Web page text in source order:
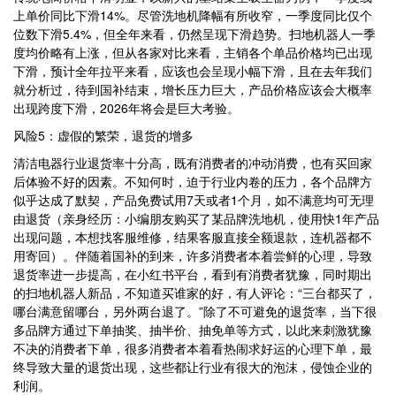
上单价同比下滑14%。尽管洗地机降幅有所收窄，一季度同比仅个
位数下滑5.4%，但全年来看，仍然呈现下滑趋势。扫地机器人一季
度均价略有上涨，但从各家对比来看，主销各个单品价格均已出现
下滑，预计全年拉平来看，应该也会呈现小幅下滑，且在去年我们
就分析过，待到国补结束，增长压力巨大，产品价格应该会大概率
出现跨度下滑，2026年将会是巨大考验。
风险5：虚假的繁荣，退货的增多
清洁电器行业退货率十分高，既有消费者的冲动消费，也有买回家
后体验不好的因素。不知何时，迫于行业内卷的压力，各个品牌方
似乎达成了默契，产品免费试用7天或者1个月，如不满意均可无理
由退货（亲身经历：小编朋友购买了某品牌洗地机，使用快1年产品
出现问题，本想找客服维修，结果客服直接全额退款，连机器都不
用寄回）。伴随着国补的到来，许多消费者本着尝鲜的心理，导致
退货率进一步提高，在小红书平台，看到有消费者犹豫，同时期出
的扫地机器人新品，不知道买谁家的好，有人评论：“三台都买了，
哪台满意留哪台，另外两台退了。”除了不可避免的退货率，当下很
多品牌方通过下单抽奖、抽半价、抽免单等方式，以此来刺激犹豫
不决的消费者下单，很多消费者本着看热闹求好运的心理下单，最
终导致大量的退货出现，这些都让行业有很大的泡沫，侵蚀企业的
利润。